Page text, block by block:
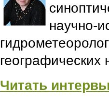
научно-
Читать